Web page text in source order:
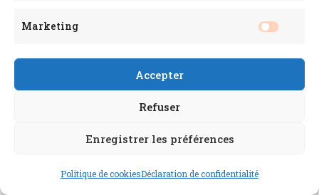
Marketing
Accepter
Refuser
Enregistrer les préférences
Politique de cookiesDéclaration de confidentialité